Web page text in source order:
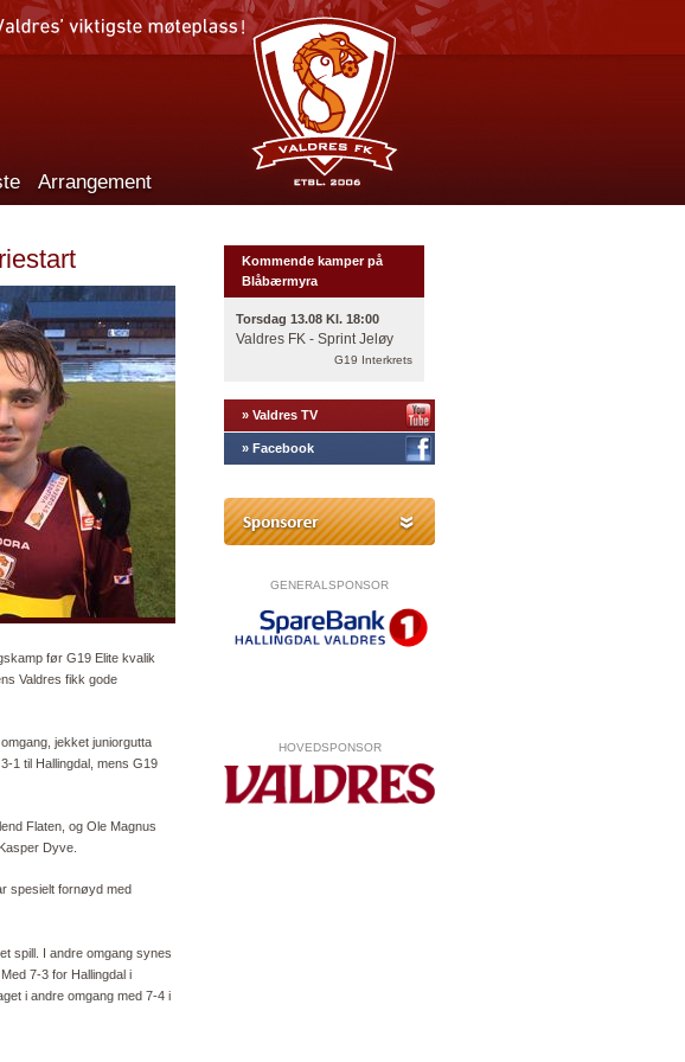
Arrangement
før G19 Elite kvalik
Valdres fikk gode
jekket juniorgutta
1 til Hallingdal, mens G19
Flaten, og Ole Magnus
Dyve.
spesielt fornøyd med
spill. I andre omgang synes
7-3 for Hallingdal i
i andre omgang med 7-4 i
Kommende kamper på
Blåbærmyra
Torsdag 13.08 Kl. 18:00
Valdres FK - Sprint Jeløy
G19 Interkrets
» Valdres TV
» Facebook
GENERALSPONSOR
HOVEDSPONSOR